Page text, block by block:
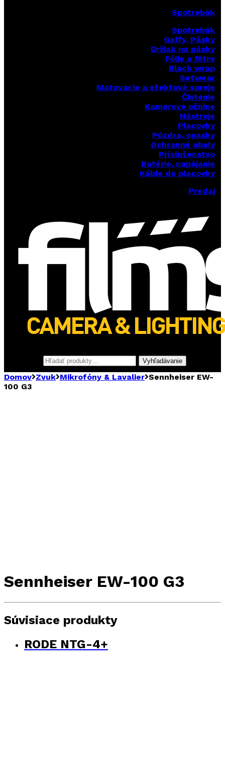
Spotrebák
Spotrebák
Gaffy, Pásky
Držiak na pásky
Fólie a filtre
Black wrap
Setwear
Matovacie a efektové spreje
Čistenie
Kamerové očnice
Nástroje
Placovky
Púzdra, opasky
Ochranné obaly
Príslušenstvo
Batérie, napájanie
Káble do placovky
Predaj
Vyhľadávanie
Domov Zvuk Mikrofóny & Lavalier Sennheiser EW-
100 G3
Sennheiser EW-100 G3
Súvisiace produkty
RODE NTG-4+